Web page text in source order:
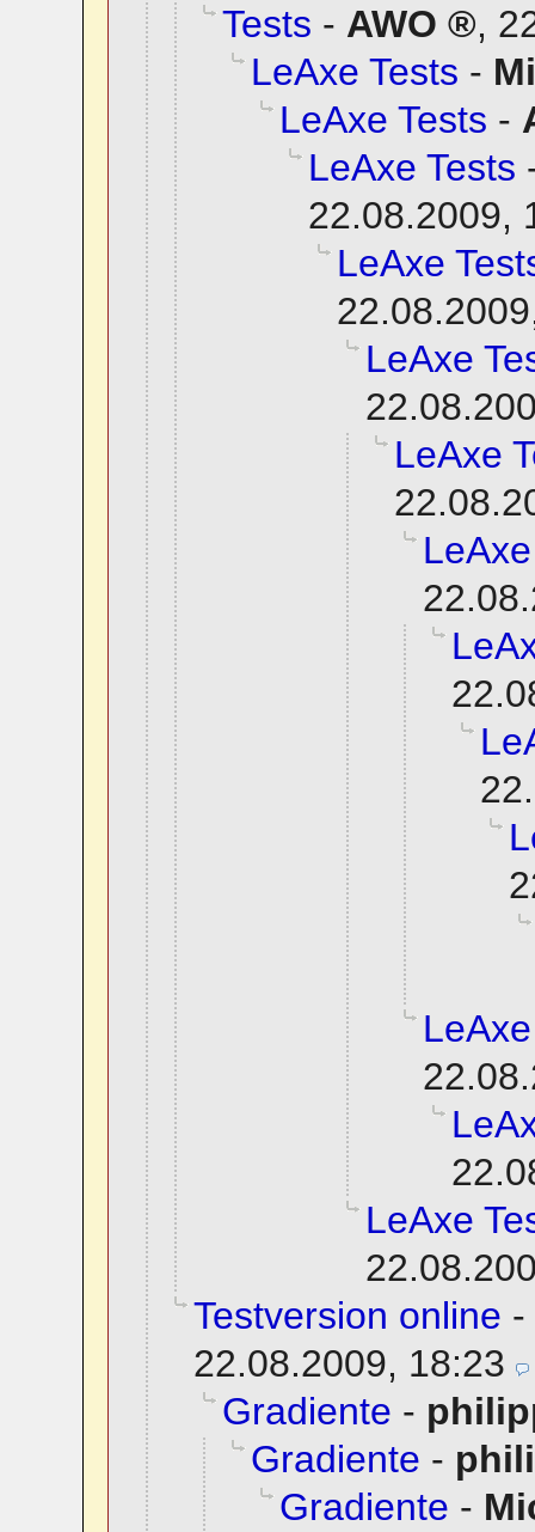
Tests - AWO ,
LeAxe Tests -
LeAxe Tests -
LeAxe Tests
22.08.2009,
LeAxe
LeAxe
LeAxe
LeAxe
Testversion online -
22.08.2009, 18:23
Gradiente -
Gradiente -
Gradiente -